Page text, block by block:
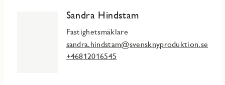
Sandra Hindstam
Fastighetsmäklare
sandra.hindstam@svensknyproduktion.se
+46812016545